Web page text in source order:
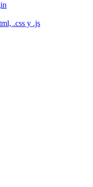
.css y .js